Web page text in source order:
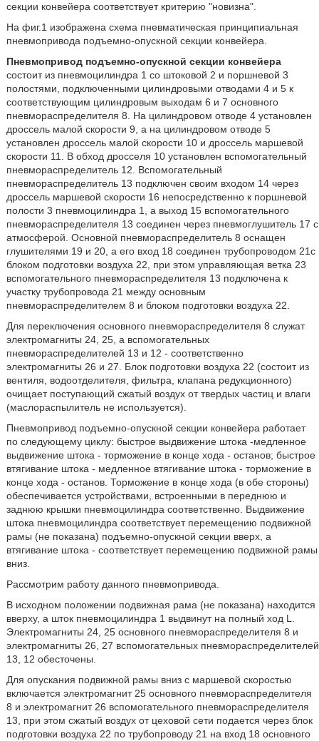
секции конвейера соответствует критерию "новизна".
На фиг.1 изображена схема пневматическая принципиальная
пневмопривода подъемно-опускной секции конвейера.
Пневмопривод подъемно-опускной секции конвейера
состоит из пневмоцилиндра 1 со штоковой 2 и поршневой 3
полостями, подключенными цилиндровыми отводами 4 и 5 к
соответствующим цилиндровым выходам 6 и 7 основного
пневмораспределителя 8. На цилиндровом отводе 4 установлен
дроссель малой скорости 9, а на цилиндровом отводе 5
установлен дроссель малой скорости 10 и дроссель маршевой
скорости 11. В обход дросселя 10 установлен вспомогательный
пневмораспределитель 12. Вспомогательный
пневмораспределитель 13 подключен своим входом 14 через
дроссель маршевой скорости 16 непосредственно к поршневой
полости 3 пневмоцилиндра 1, а выход 15 вспомогательного
пневмораспределителя 13 соединен через пневмоглушитель 17 с
атмосферой. Основной пневмораспределитель 8 оснащен
глушителями 19 и 20, а его вход 18 соединен трубопроводом 21с
блоком подготовки воздуха 22, при этом управляющая ветка 23
вспомогательного пневмораспределителя 13 подключена к
участку трубопровода 21 между основным
пневмораспределителем 8 и блоком подготовки воздуха 22.
Для переключения основного пневмораспределителя 8 служат
электромагниты 24, 25, а вспомогательных
пневмораспределителей 13 и 12 - соответственно
электромагниты 26 и 27. Блок подготовки воздуха 22 (состоит из
вентиля, водоотделителя, фильтра, клапана редукционного)
очищает поступающий сжатый воздух от твердых частиц и влаги
(маслораспылитель не используется).
Пневмопривод подъемно-опускной секции конвейера работает
по следующему циклу: быстрое выдвижение штока -медленное
выдвижение штока - торможение в конце хода - останов; быстрое
втягивание штока - медленное втягивание штока - торможение в
конце хода - останов. Торможение в конце хода (в обе стороны)
обеспечивается устройствами, встроенными в переднюю и
заднюю крышки пневмоцилиндра соответственно. Выдвижение
штока пневмоцилиндра соответствует перемещению подвижной
рамы (не показана) подъемно-опускной секции вверх, а
втягивание штока - соответствует перемещению подвижной рамы
вниз.
Рассмотрим работу данного пневмопривода.
В исходном положении подвижная рама (не показана) находится
вверху, а шток пневмоцилиндра 1 выдвинут на полный ход L.
Электромагниты 24, 25 основного пневмораспределителя 8 и
электромагниты 26, 27 вспомогательных пневмораспределителей
13, 12 обесточены.
Для опускания подвижной рамы вниз с маршевой скоростью
включается электромагнит 25 основного пневмораспределителя
8 и электромагнит 26 вспомогательного пневмораспределителя
13, при этом сжатый воздух от цеховой сети подается через блок
подготовки воздуха 22 по трубопроводу 21 на вход 18 основного